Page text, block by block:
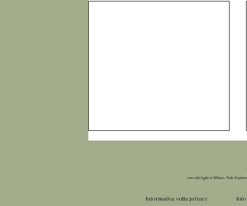
Informativa sulla privacy
con sede legale in Milano, Viale